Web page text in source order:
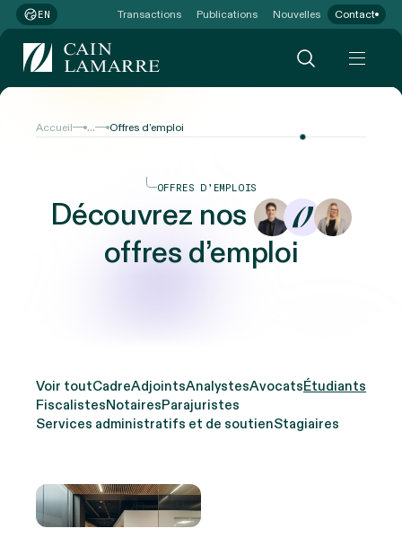
EN Transactions Publications Nouvelles Contact
Accueil ... Offres d’emploi
OFFRES D’EMPLOIS
Découvrez nos
offres d’emploi
Voir toutCadreAdjointsAnalystesAvocatsÉtudiants
FiscalistesNotairesParajuristes
Services administratifs et de soutienStagiaires